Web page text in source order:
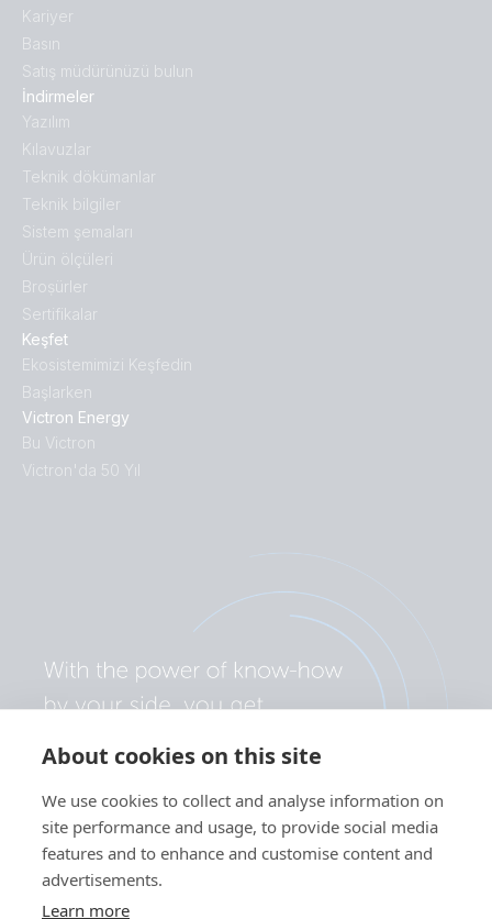
About cookies on this site
We use cookies to collect and analyse information on
site performance and usage, to provide social media
features and to enhance and customise content and
advertisements.
Learn more
Keşfet
Ekosistemimizi Keşfedin
Başlarken
Victron Energy
Bu Victron
Victron'da 50 Yıl
İndirmeler
Yazılım
Kılavuzlar
Teknik dökümanlar
Teknik bilgiler
Sistem şemaları
Ürün ölçüleri
Broṣürler
Sertifikalar
Kariyer
Basın
Satış müdürünüzü bulun